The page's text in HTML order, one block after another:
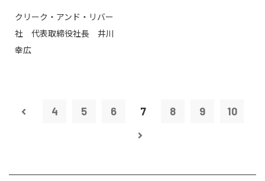
クリーク・アンド・リバー
社 代表取締役社長 井川
幸広
4 5 6 7 8 9 10